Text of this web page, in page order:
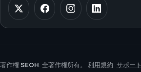
著作権SEOH. 全著作権所有。 利用規約 サポート